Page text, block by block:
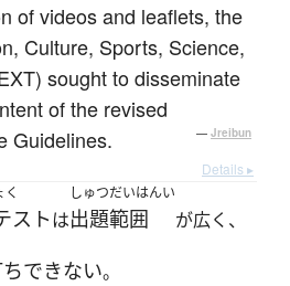
of videos and leaflets, the
Culture, Sports, Science,
sought to disseminate
of the revised
Guidelines.
— Jreibun
Details ▸
く
ストは
しゅつだいはんい
出題範囲 が広く、
できない。